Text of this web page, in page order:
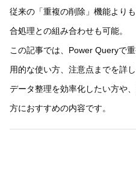
従来の「重複の削除」機能より
合処理との組み合わせも可能。
この記事では、Power Queryで
用的な使い方、注意点までを詳し
データ整理を効率化したい方や
方におすすめの内容です。